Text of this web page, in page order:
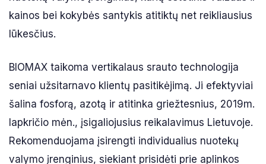
kainos bei kokybės santykis atitiktų net reikliausius
lūkesčius.
BIOMAX taikoma vertikalaus srauto technologija
seniai užsitarnavo klientų pasitikėjimą. Ji efektyviai
šalina fosforą, azotą ir atitinka griežtesnius, 2019m.
lapkričio mėn., įsigaliojusius reikalavimus Lietuvoje.
Rekomenduojama įsirengti individualius nuotekų
valymo įrenginius, siekiant prisidėti prie aplinkos